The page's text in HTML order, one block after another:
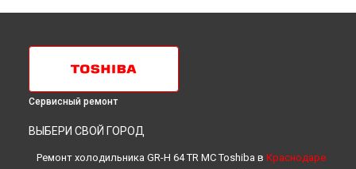
Сервисный ремонт
ВЫБЕРИ СВОЙ ГОРОД
Ремонт холодильника GR-H 64 TR MC Toshiba в Краснодаре